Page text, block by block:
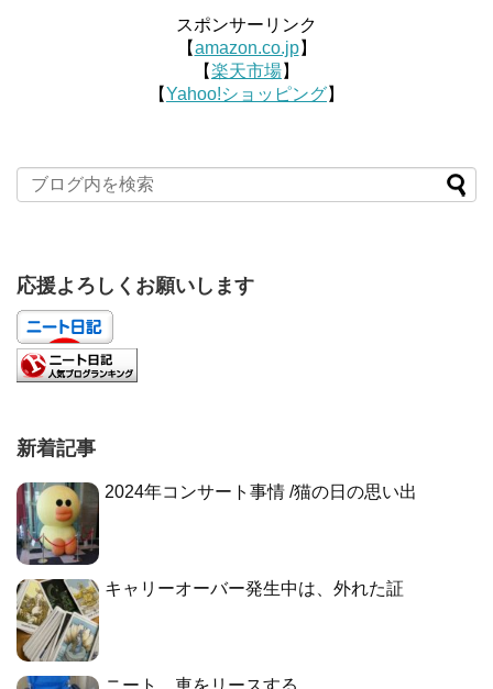
スポンサーリンク
【amazon.co.jp】
【楽天市場】
【Yahoo!ショッピング】
応援よろしくお願いします
新着記事
2024年コンサート事情 /猫の日の思い出
キャリーオーバー発生中は、外れた証
ニート、車をリースする